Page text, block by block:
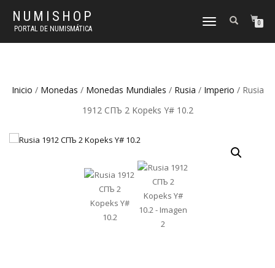
NUMISHOP
PORTAL DE NUMISMÁTICA
CAMBIAR
0
Inicio / Monedas / Monedas Mundiales / Rusia / Imperio / Rusia
1912 СПЪ 2 Kopeks Y# 10.2